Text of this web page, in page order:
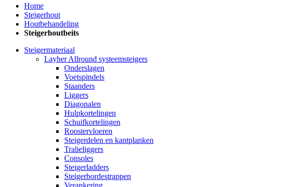
Home
Steigerhout
Houtbehandeling
Steigerhoutbeits
Steigermateriaal
Layher Allround systeemsteigers
Onderslagen
Voetspindels
Staanders
Liggers
Diagonalen
Hulpkortelingen
Schuifkortelingen
Roostervloeren
Steigerdelen en kantplanken
Tralieliggers
Consoles
Steigerladders
Steigerbordestrappen
Verankering